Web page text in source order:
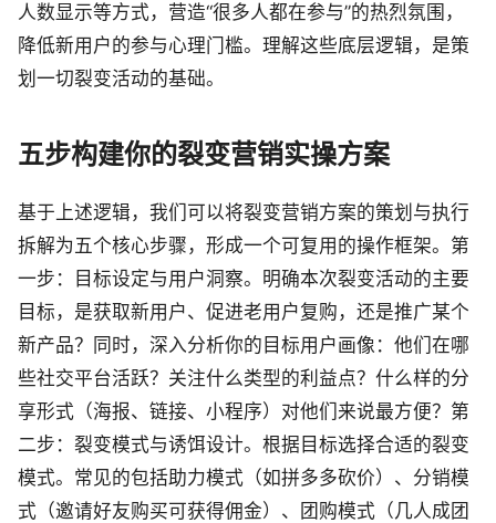
人数显示等方式，营造“很多人都在参与”的热烈氛围，
降低新用户的参与心理门槛。理解这些底层逻辑，是策
划一切裂变活动的基础。
五步构建你的裂变营销实操方案
基于上述逻辑，我们可以将裂变营销方案的策划与执行
拆解为五个核心步骤，形成一个可复用的操作框架。第
一步：目标设定与用户洞察。明确本次裂变活动的主要
目标，是获取新用户、促进老用户复购，还是推广某个
新产品？同时，深入分析你的目标用户画像：他们在哪
些社交平台活跃？关注什么类型的利益点？什么样的分
享形式（海报、链接、小程序）对他们来说最方便？第
二步：裂变模式与诱饵设计。根据目标选择合适的裂变
模式。常见的包括助力模式（如拼多多砍价）、分销模
式（邀请好友购买可获得佣金）、团购模式（几人成团